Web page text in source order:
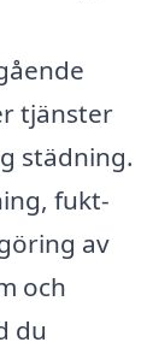
tjänster
städning.
fukt-
av
och
du